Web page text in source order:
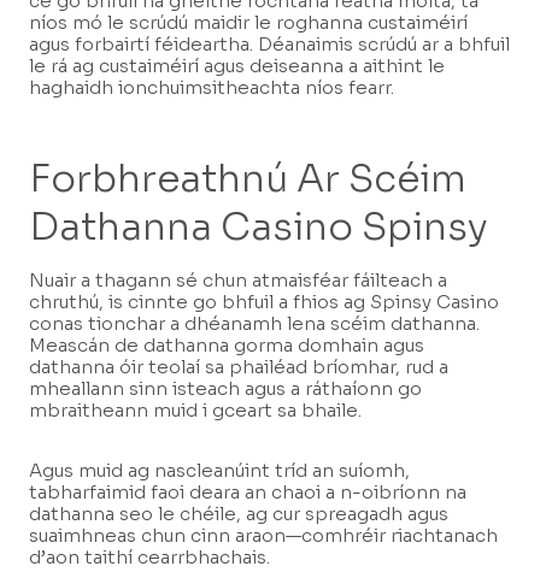
níos mó le scrúdú maidir le roghanna custaiméirí
agus forbairtí féideartha. Déanaimis scrúdú ar a bhfuil
le rá ag custaiméirí agus deiseanna a aithint le
haghaidh ionchuimsitheachta níos fearr.
Forbhreathnú Ar Scéim
Dathanna Casino Spinsy
Nuair a thagann sé chun atmaisféar fáilteach a
chruthú, is cinnte go bhfuil a fhios ag Spinsy Casino
conas tionchar a dhéanamh lena scéim dathanna.
Meascán de dathanna gorma domhain agus
dathanna óir teolaí sa phailéad bríomhar, rud a
mheallann sinn isteach agus a ráthaíonn go
mbraitheann muid i gceart sa bhaile.
Agus muid ag nascleanúint tríd an suíomh,
tabharfaimid faoi deara an chaoi a n-oibríonn na
dathanna seo le chéile, ag cur spreagadh agus
suaimhneas chun cinn araon—comhréir riachtanach
d’aon taithí cearrbhachais.